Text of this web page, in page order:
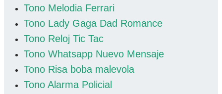
Tono Melodia Ferrari
Tono Lady Gaga Dad Romance
Tono Reloj Tic Tac
Tono Whatsapp Nuevo Mensaje
Tono Risa boba malevola
Tono Alarma Policial